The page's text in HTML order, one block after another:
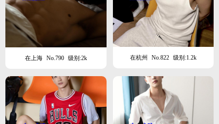
在上海 No.790 级别:2k 在杭州 No.822 级别:1.2k